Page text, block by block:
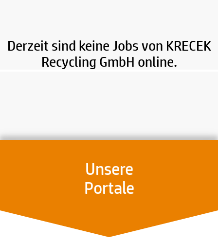
Derzeit sind keine Jobs von KRECEK
Recycling GmbH online.
Unsere
Portale